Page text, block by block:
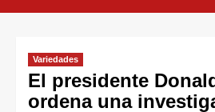
Variedades
El presidente
ordena una